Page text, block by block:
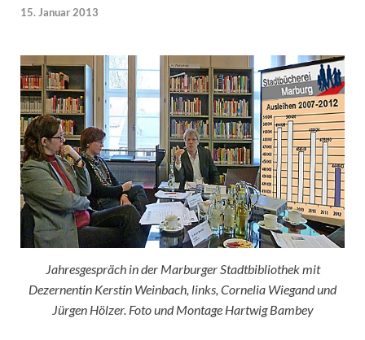
15. Januar 2013
Jahresgespräch in der Marburger Stadtbibliothek mit
Dezernentin Kerstin Weinbach, links, Cornelia Wiegand und
Jürgen Hölzer. Foto und Montage Hartwig Bambey